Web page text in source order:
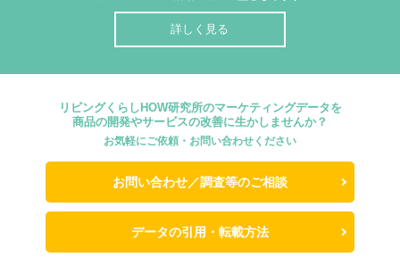
詳しく見る
リビングくらしHOW研究所のマーケティングデータを
商品の開発やサービスの改善に生かしませんか？
お気軽にご依頼・お問い合わせください
お問い合わせ／調査等のご相談
データの引用・転載方法